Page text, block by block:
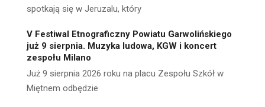
spotkają się w Jeruzalu, który
V Festiwal Etnograficzny Powiatu Garwolińskiego
już 9 sierpnia. Muzyka ludowa, KGW i koncert
zespołu Milano
Już 9 sierpnia 2026 roku na placu Zespołu Szkół w
Miętnem odbędzie